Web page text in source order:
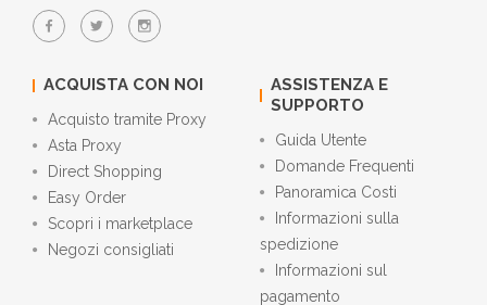
ACQUISTA CON NOI
Acquisto tramite Proxy
Asta Proxy
Direct Shopping
Easy Order
Scopri i marketplace
Negozi consigliati
ASSISTENZA E
SUPPORTO
Guida Utente
Domande Frequenti
Panoramica Costi
Informazioni sulla
spedizione
Informazioni sul
pagamento